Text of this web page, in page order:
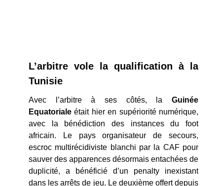
L’arbitre vole la qualification à la
Tunisie
Avec l’arbitre à ses côtés, la Guinée
Equatoriale était hier en supériorité numérique,
avec la bénédiction des instances du foot
africain. Le pays organisateur de secours,
escroc multirécidiviste blanchi par la CAF pour
sauver des apparences désormais entachées de
duplicité, a bénéficié d’un penalty inexistant
dans les arrêts de jeu. Le deuxième offert depuis